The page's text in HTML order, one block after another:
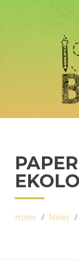
Home News